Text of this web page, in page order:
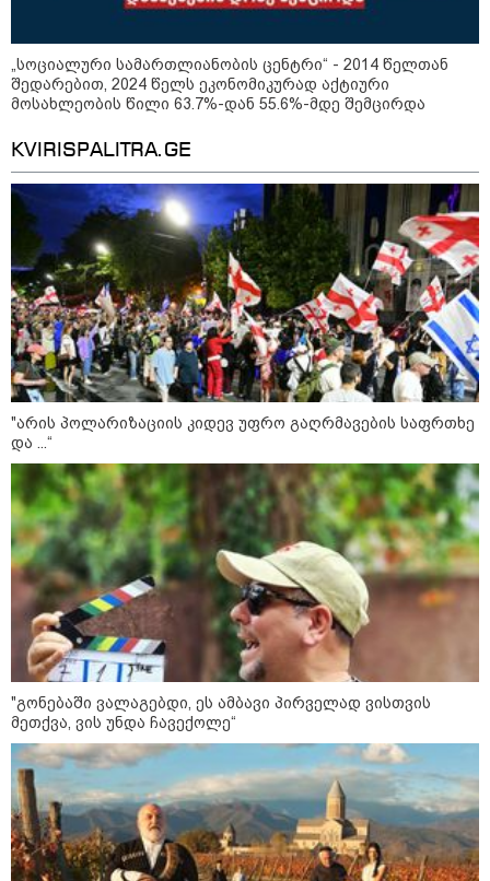
11:11 / 10-08-2026
ირანმა მოჯტაბა ხამენეის იშვიათი ვიდეო
გაავრცელა - რა ჩანს კადრებში
13:36 / 09-08-2026
24 წლის ფეხბურთელს თამაშის
დროს ელვამ დაარტყა,
დაშავდა 12 ადამიანი -
ვრცელდება ტრაგიკული
მომენტის ამსახველი კადრები
ტაილანდიდან
12:47 / 09-08-2026
რუსული მხარის ინფორმაციით,
უკრაინამ ბელგოროდზე
დრონებით იერიში მიიტანა,
დაიღუპა 3 ადამიანი და
დაშავდა 25
10:17 / 09-08-2026
რუსებმა ხარკოვს და ოდესას
დაარტყეს, არიან დაღუპულები
„სოციალური სამართლიანობის ცენტრი“ - 2014 წელთან
შედარებით, 2024 წელს ეკონომიკურად აქტიური
მოსახლეობის წილი 63.7%-დან 55.6%-მდე შემცირდა
KVIRISPALITRA.GE
"არის პოლარიზაციის კიდევ უფრო გაღრმავების საფრთხე
და ...“
"გონებაში ვალაგებდი, ეს ამბავი პირველად ვისთვის
მეთქვა, ვის უნდა ჩავექოლე“